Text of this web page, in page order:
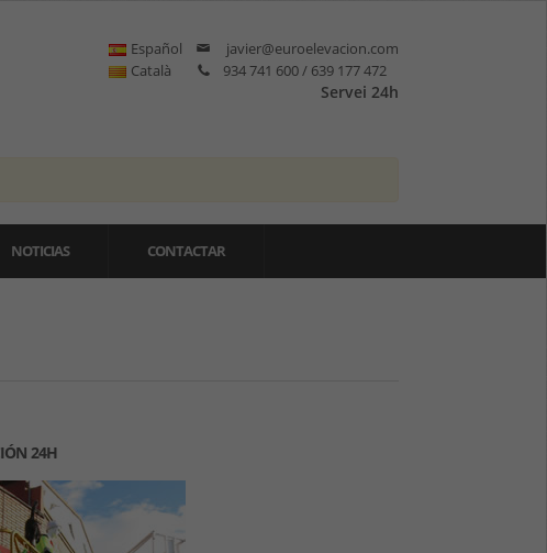
javier@euroelevacion.com
934 741 600 / 639 177 472
Servei 24h
Español
Català
NOTICIAS CONTACTAR
24H